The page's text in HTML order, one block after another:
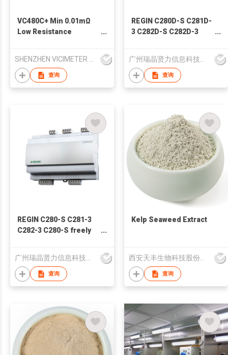
VC480C+ Min 0.01mΩ
Low Resistance
查询
REGIN C280D-S C281D-
3 C282D-S C282D-3
controllers
查询
REGIN C280-S C281-3
C282-3 C280-S freely
查询
Kelp Seaweed Extract
西安天丰生物科技股份有限公司
查询